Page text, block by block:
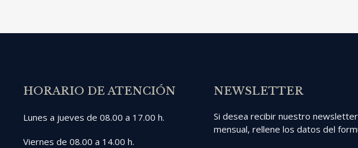
HORARIO DE ATENCIÓN
Lunes a jueves de 08.00 a 17.00 h.
Viernes de 08.00 a 14.00 h.
NEWSLETTER
Si desea recibir nuestro newsletter
mensual, rellene los datos del